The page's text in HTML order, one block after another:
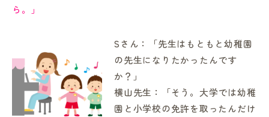
ら。」
Sさん：「先生はもともと幼稚園
の先生になりたかったんです
か？」
横山先生：「そう。大学では幼稚
園と小学校の免許を取ったんだけ